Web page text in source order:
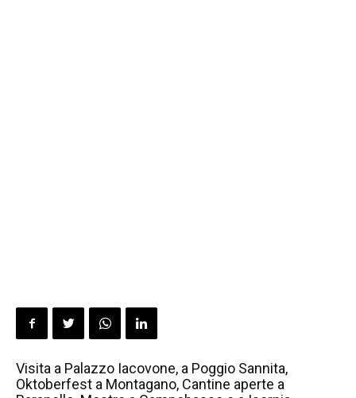
Visita a Palazzo Iacovone, a Poggio Sannita,
Oktoberfest a Montagano, Cantine aperte a